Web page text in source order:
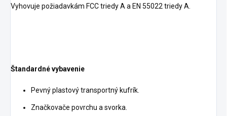
Vyhovuje požiadavkám FCC triedy A a EN 55022 triedy A.
Štandardné vybavenie
Pevný plastový transportný kufrík.
Značkovače povrchu a svorka.